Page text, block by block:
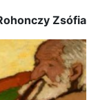
Zsófia